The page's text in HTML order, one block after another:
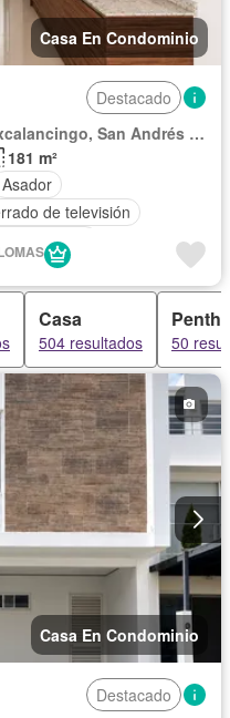
Casa En Condominio
Destacado
Pueblo de San Bernardino Tlaxcalancingo, San Andrés Cholula
181 m²
Asador
de televisión
integral
Internet Jacuzzi
Jardín
Sala polivalente
Terraza
Solo familias
Casa
504 resultados 50
Casa En Condominio
Destacado